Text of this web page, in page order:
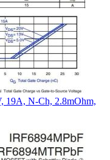
19A, N-Ch, 2.8mOhm,